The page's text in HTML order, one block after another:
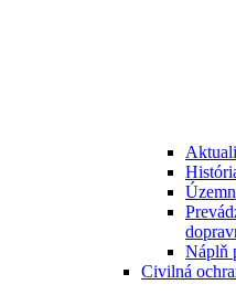
Náplň
Civilná